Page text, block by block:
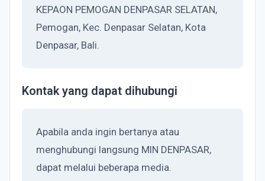
KEPAON PEMOGAN DENPASAR SELATAN,
Pemogan, Kec. Denpasar Selatan, Kota
Denpasar, Bali.
Kontak yang dapat dihubungi
Apabila anda ingin bertanya atau
menghubungi langsung MIN DENPASAR,
dapat melalui beberapa media.